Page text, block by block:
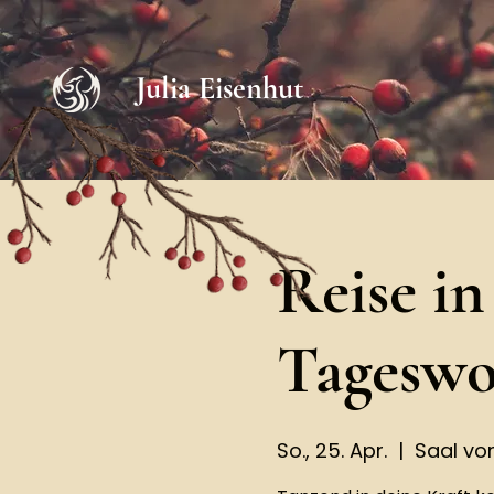
Julia Eisenhut
Reise
So., 25. Apr.
  |
Saal